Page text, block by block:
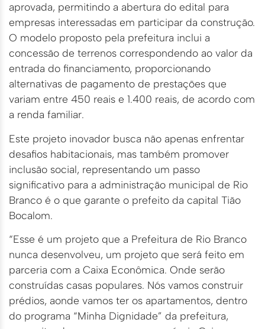
aprovada, permitindo a abertura do edital para
empresas interessadas em participar da construção.
O modelo proposto pela prefeitura inclui a
concessão de terrenos correspondendo ao valor da
entrada do financiamento, proporcionando
alternativas de pagamento de prestações que
variam entre 450 reais e 1.400 reais, de acordo com
a renda familiar.
Este projeto inovador busca não apenas enfrentar
desafios habitacionais, mas também promover
inclusão social, representando um passo
significativo para a administração municipal de Rio
Branco é o que garante o prefeito da capital Tião
Bocalom.
“Esse é um projeto que a Prefeitura de Rio Branco
nunca desenvolveu, um projeto que será feito em
parceria com a Caixa Econômica. Onde serão
construídas casas populares. Nós vamos construir
prédios, aonde vamos ter os apartamentos, dentro
do programa “Minha Dignidade” da prefeitura,